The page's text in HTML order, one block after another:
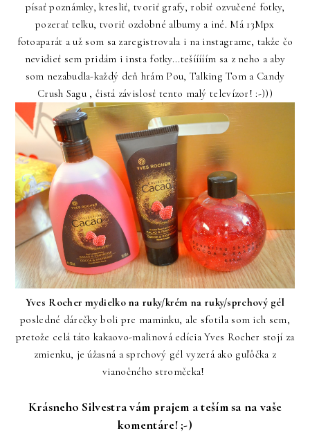
písať poznámky, kresliť, tvoriť grafy, robiť ozvučené fotky,
pozerať telku, tvoriť ozdobné albumy a iné. Má 13Mpx
fotoaparát a už som sa zaregistrovala i na instagrame, takže čo
nevidieť sem pridám i insta fotky...tešííííím sa z neho a aby
som nezabudla-každý deň hrám Pou, Talking Tom a Candy
Crush Sagu , čistá závislosť tento malý televízor! :-)))
Yves Rocher mydielko na ruky/krém na ruky/sprchový gél
posledné dárečky boli pre maminku, ale sfotila som ich sem,
pretože celá táto kakaovo-malinová edícia Yves Rocher stojí za
zmienku, je úžasná a sprchový gél vyzerá ako guľôčka z
vianočného stromčeka!
Krásneho Silvestra vám prajem a teším sa na vaše
komentáre! ;-)